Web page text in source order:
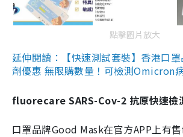
點擊圖片放大
延伸閱讀：【快速測試套裝】香港口
劑優惠 無限購數量！可檢測Omicron
fluorecare SARS-Cov-2 抗原快速檢
口罩品牌Good Mask在官方APP上有